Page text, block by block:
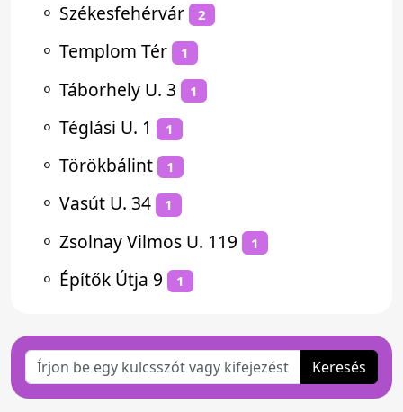
⚬ Székesfehérvár 2
⚬ Templom Tér 1
⚬ Táborhely U. 3 1
⚬ Téglási U. 1 1
⚬ Törökbálint 1
⚬ Vasút U. 34 1
⚬ Zsolnay Vilmos U. 119 1
⚬ Építők Útja 9 1
Keresés